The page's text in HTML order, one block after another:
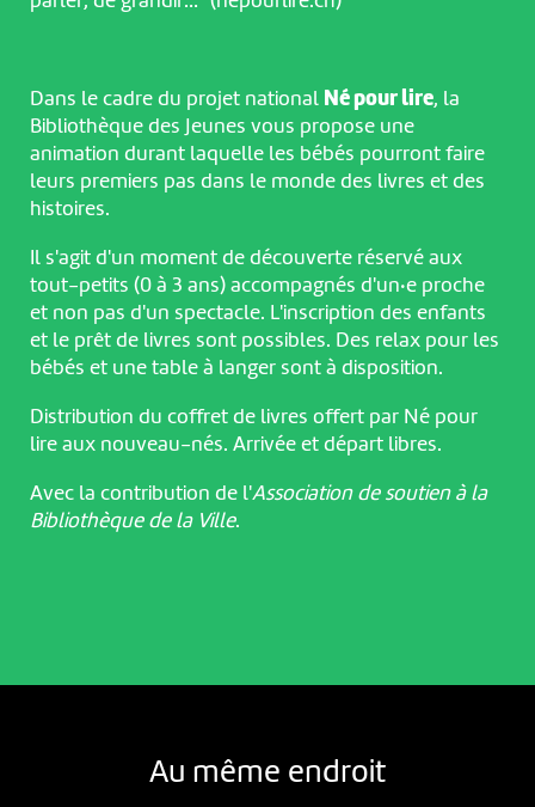
Dans le cadre du projet national Né pour lire, la
Bibliothèque des Jeunes vous propose une
animation durant laquelle les bébés pourront faire
leurs premiers pas dans le monde des livres et des
histoires.
Il s'agit d'un moment de découverte réservé aux
tout-petits (0 à 3 ans) accompagnés d'un·e proche
et non pas d'un spectacle. L'inscription des enfants
et le prêt de livres sont possibles. Des relax pour les
bébés et une table à langer sont à disposition.
Distribution du coffret de livres offert par Né pour
lire aux nouveau-nés. Arrivée et départ libres.
Avec la contribution de l'Association de soutien à la
Bibliothèque de la Ville.
Au même endroit